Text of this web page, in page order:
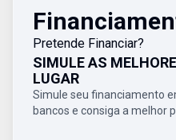
Pretende Financiar?
SIMULE AS
LUGAR
Simule seu financiamento
bancos e consiga a melhor